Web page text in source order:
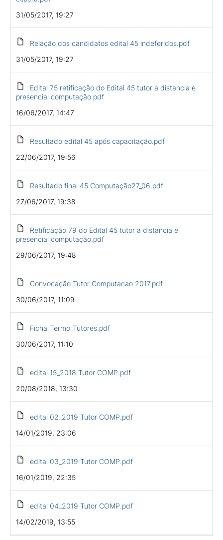
31/05/2017, 19:27
Relação dos candidatos edital 45 indeferidos.pdf
31/05/2017, 19:27
Edital 75 retificação do Edital 45 tutor a distancia e
presencial computação.pdf
16/06/2017, 14:47
Resultado edital 45 após capacitação.pdf
22/06/2017, 19:56
Resultado final 45 Computação27_06.pdf
27/06/2017, 19:38
Retificação 79 do Edital 45 tutor a distancia e
presencial computação.pdf
29/06/2017, 19:48
Convocação Tutor Computacao 2017.pdf
30/06/2017, 11:09
Ficha_Termo_Tutores.pdf
30/06/2017, 11:10
edital 15_2018 Tutor COMP.pdf
20/08/2018, 13:30
edital 02_2019 Tutor COMP.pdf
14/01/2019, 23:06
edital 03_2019 Tutor COMP.pdf
16/01/2019, 22:35
edital 04_2019 Tutor COMP.pdf
14/02/2019, 13:55